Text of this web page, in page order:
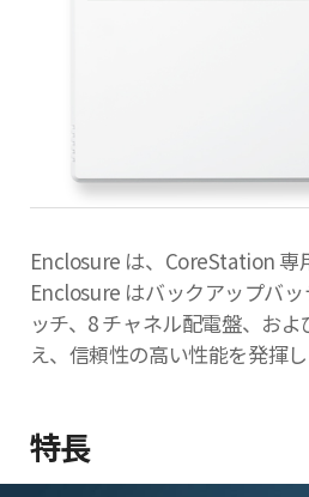
Enclosure は、CoreStation 専
Enclosure はバックアップバ
ッチ、8 チャネル配電盤、お
え、信頼性の高い性能を発揮し
特長